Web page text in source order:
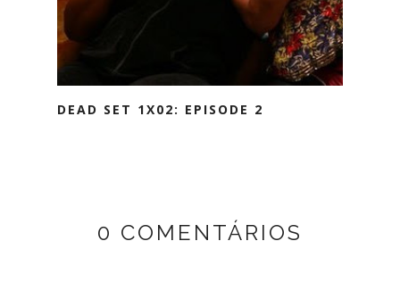
DEAD SET 1X02: EPISODE 2
0 COMENTÁRIOS